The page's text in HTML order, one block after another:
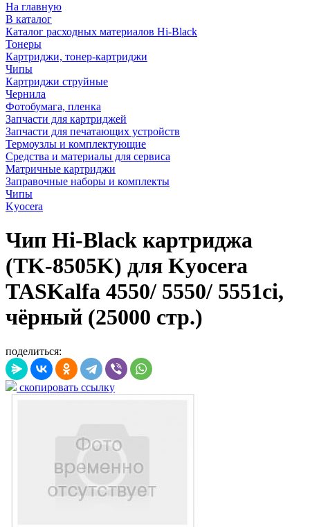
На главную
В каталог
Каталог расходных материалов Hi-Black
Тонеры
Картриджи, тонер-картриджи
Чипы
Картриджи струйные
Чернила
Фотобумага, пленка
Запчасти для картриджей
Запчасти для печатающих устройств
Термоузлы и комплектующие
Средства и материалы для сервиса
Матричные картриджи
Заправочные наборы и комплекты
Чипы
Kyocera
Чип Hi-Black картриджа
(TK-8505K) для Kyocera
TASKalfa 4550/ 5550/ 5551ci,
чёрный (25000 стр.)
поделиться:
скопировать ссылку